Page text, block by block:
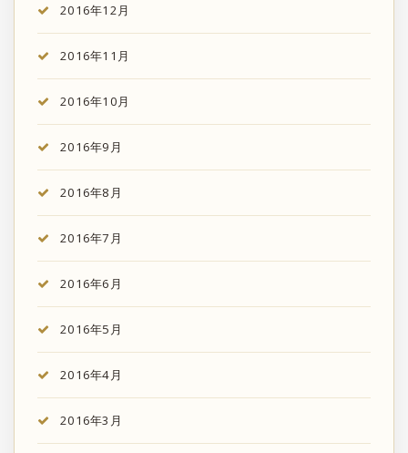
2016年12月
2016年11月
2016年10月
2016年9月
2016年8月
2016年7月
2016年6月
2016年5月
2016年4月
2016年3月